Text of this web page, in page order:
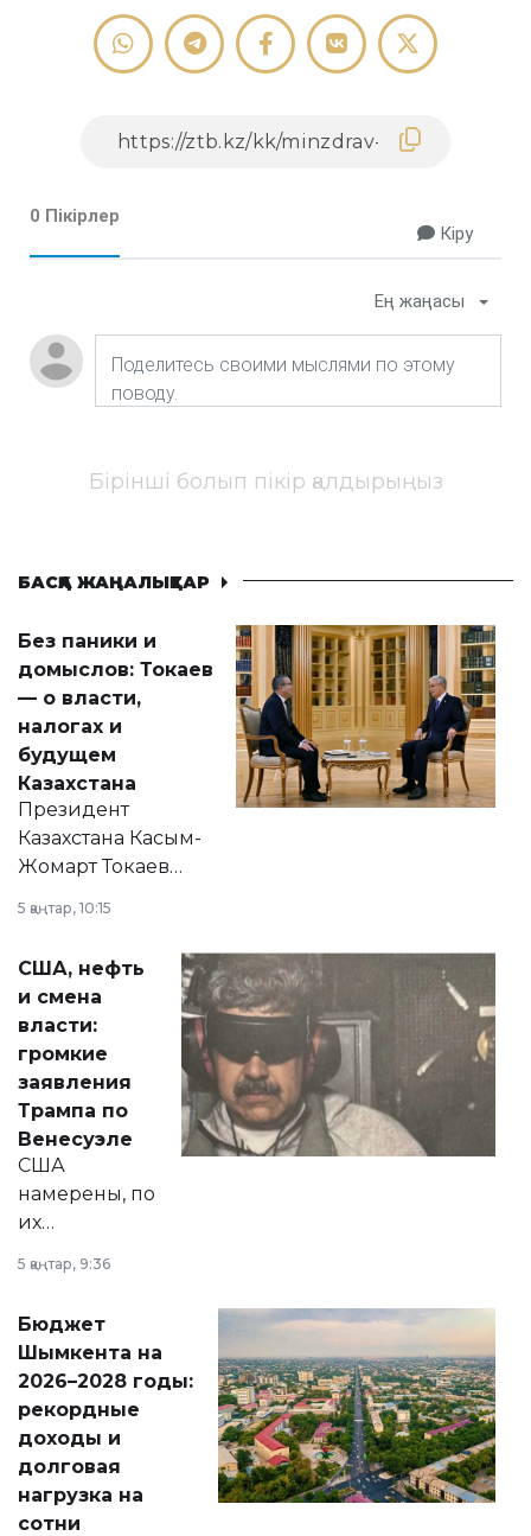
0 Пікірлер
Кіру
Ең жаңасы
Бірінші болып пікір қалдырыңыз
БАСҚА ЖАҢАЛЫҚТАР
Без паники и
домыслов: Токаев
— о власти,
налогах и
будущем
Казахстана
Президент
Казахстана Касым-
Жомарт Токаев
сразу несколько
актуальных тем —
от слухов о
политических
реформах до
вопросов армии,
экономики и
личного здоровья.
5 қаңтар, 10:15
США, нефть
и смена
власти:
громкие
заявления
Трампа по
Венесуэле
США
намерены, по
их
принести
народу
Венесуэлы.
5 қаңтар, 9:36
Бюджет
Шымкента на
2026–2028 годы:
рекордные
доходы и
долговая
нагрузка на
сотни